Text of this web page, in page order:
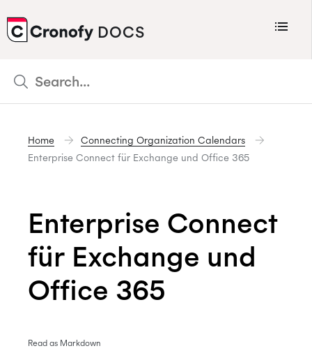
CRONOFY
DOCS Menu
Scheduler
Connecting Your Calendars
Support
Policies
Changelog
Home
Connecting Organization Calendars
Enterprise Connect für Exchange und Office 365
Enterprise Connect
für Exchange und
Office 365
Read as Markdown